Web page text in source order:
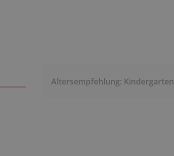
Altersempfehlung: Kindergarten